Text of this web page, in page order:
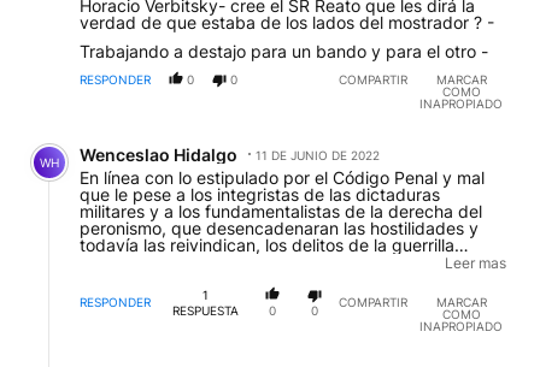
Horacio Verbitsky- cree el SR Reato que les dirá la
verdad de que estaba de los lados del mostrador ? -
Trabajando a destajo para un bando y para el otro -
RESPONDER 0 0 COMPARTIR
MARCAR
COMO
INAPROPIADO
Comentario de Wenceslao Hidalgo.
WH Wenceslao Hidalgo 11 DE JUNIO DE 2022
En línea con lo estipulado por el Código Penal y mal
que le pese a los integristas de las dictaduras
militares y a los fundamentalistas de la derecha del
peronismo, que desencadenaran las hostilidades y
todavía las reivindican, los delitos de la guerrilla
fueron infracciones comunes y ordinarias que han
humanos. La advertencia....JUAN GASPARINI
Leer mas
RESPONDER
1
RESPUESTA
0 0
COMPARTIR
MARCAR
COMO
INAPROPIADO